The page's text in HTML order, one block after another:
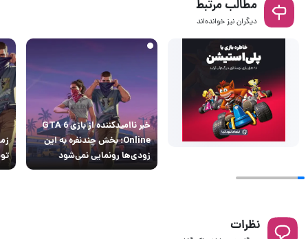
مطالب مرتبط
دیگران نیز خوانده‌اند
خبر ناامیدکننده از بازی GTA 6
Online؛ بخش چندنفره به این
زودی‌ها رونمایی نمی‌شود
نظرات